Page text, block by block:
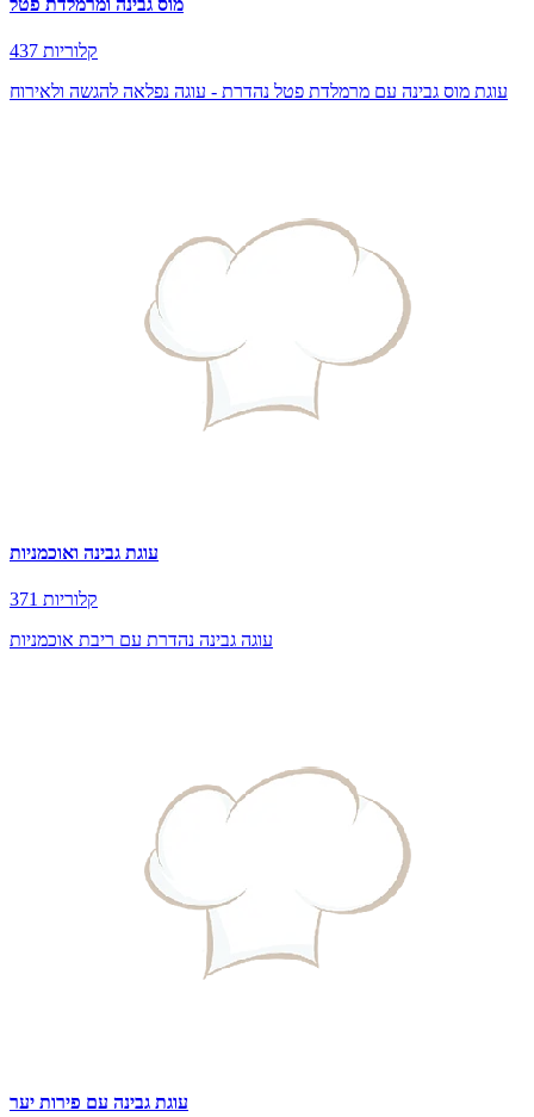
437 קלוריות
עוגת מוס גבינה עם מרמלדת פטל נהדרת - עוגה נפלאה להגשה ולאירוח
עוגת גבינה ואוכמניות
371 קלוריות
עוגה גבינה נהדרת עם ריבת אוכמניות
עוגת גבינה עם פירות יער